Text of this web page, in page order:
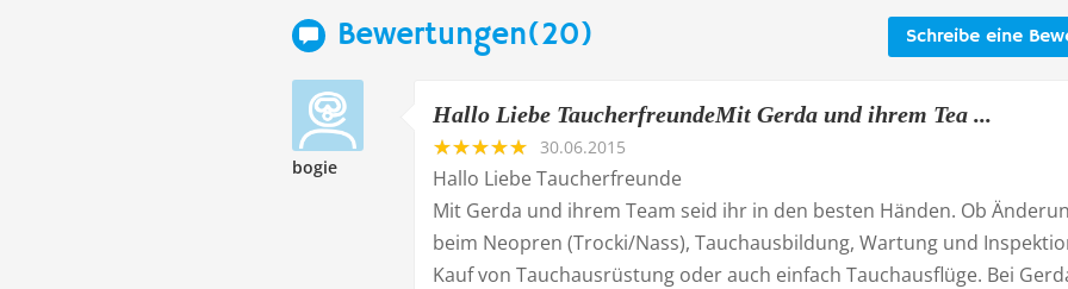
Schreibe eine
Bewertungen(20)
bogie
Hallo Liebe TaucherfreundeMit Gerda und ihrem Tea ...
30.06.2015
Hallo Liebe Taucherfreunde
Mit Gerda und ihrem Team seid ihr in den besten Händen. Ob
beim Neopren (Trocki/Nass), Tauchausbildung, Wartung und
Kauf von Tauchausrüstung oder auch einfach Tauchausflüge. Bei